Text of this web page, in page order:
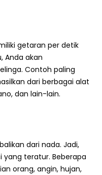
getaran per detik
Anda akan
Contoh paling
dari berbagai alat
dan lain-lain.
dari nada. Jadi,
teratur. Beberapa
orang, angin, hujan,